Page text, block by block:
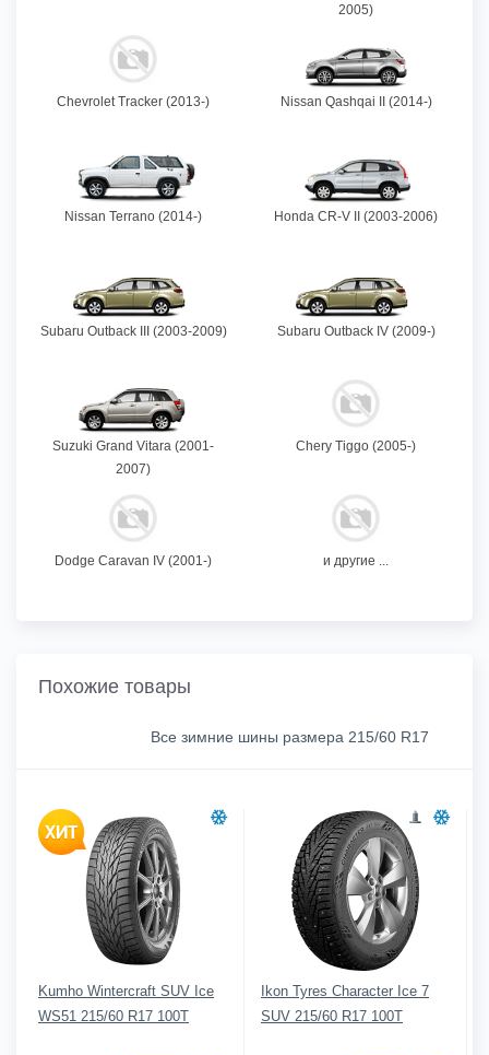
2005)
Chevrolet Tracker (2013-) Nissan Qashqai II (2014-)
Nissan Terrano (2014-) Honda CR-V II (2003-2006)
Subaru Outback III (2003-2009) Subaru Outback IV (2009-)
Suzuki Grand Vitara (2001-
2007)
Chery Tiggo (2005-)
Dodge Caravan IV (2001-) и другие ...
Похожие товары
Все зимние шины размера 215/60 R17
Kumho Wintercraft SUV Ice
WS51 215/60 R17 100T
Ikon Tyres Character Ice 7
SUV 215/60 R17 100T